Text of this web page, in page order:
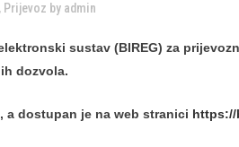
, Prijevoz by admin
sustav (BIREG) za
dozvola.
a dostupan je na web stranici https://